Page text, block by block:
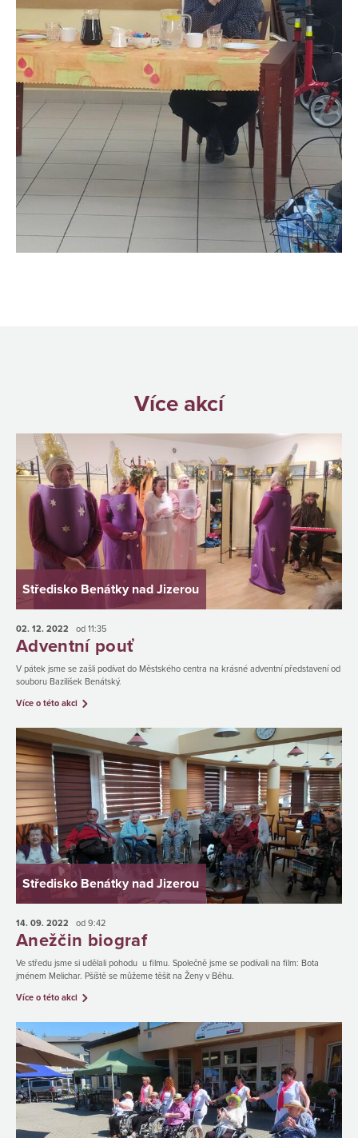
Více akcí
Středisko Benátky nad Jizerou
02. 12. 2022 od 11:35
Adventní pouť
V pátek jsme se zašli podívat do Městského centra na krásné adventní představení od
souboru Bazilišek Benátský.
Více o této akci
Středisko Benátky nad Jizerou
14. 09. 2022 od 9:42
Anežčin biograf
Ve středu jsme si udělali pohodu u filmu. Společně jsme se podívali na film: Bota
jménem Melichar. Pšíště se můžeme těšit na Ženy v Běhu.
Více o této akci